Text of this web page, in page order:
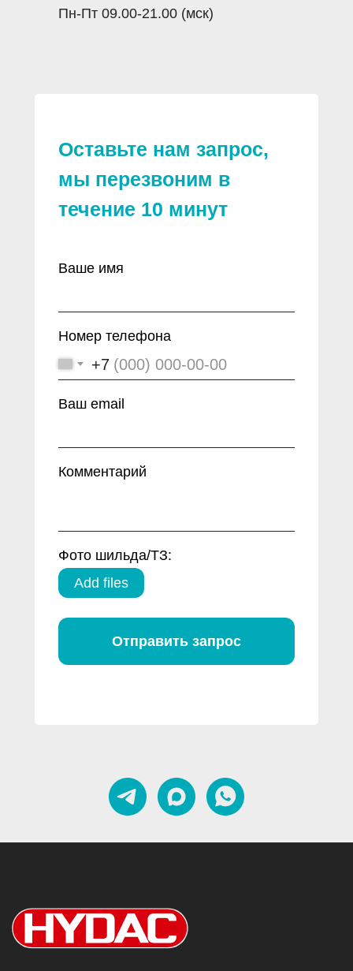
Оставьте нам запрос,
мы перезвоним в
течение 10 минут
Ваше имя
Номер телефона
+7
Ваш email
Комментарий
Фото шильда/ТЗ:
Add files
Отправить запрос
Пн-Пт 09.00-21.00 (мск)
© 2024 ООО «ИМПОРТ - СЕРВИС»
7203556501/720301001